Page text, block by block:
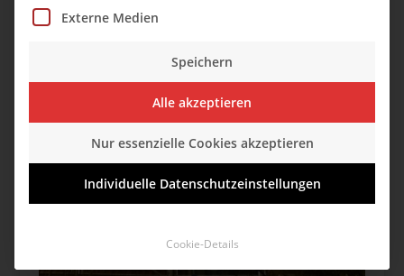
energetischen Sanierung unterzogen.
Externe Medien
Speichern
Alle akzeptieren
Nur essenzielle Cookies akzeptieren
Individuelle Datenschutzeinstellungen
Cookie-Details